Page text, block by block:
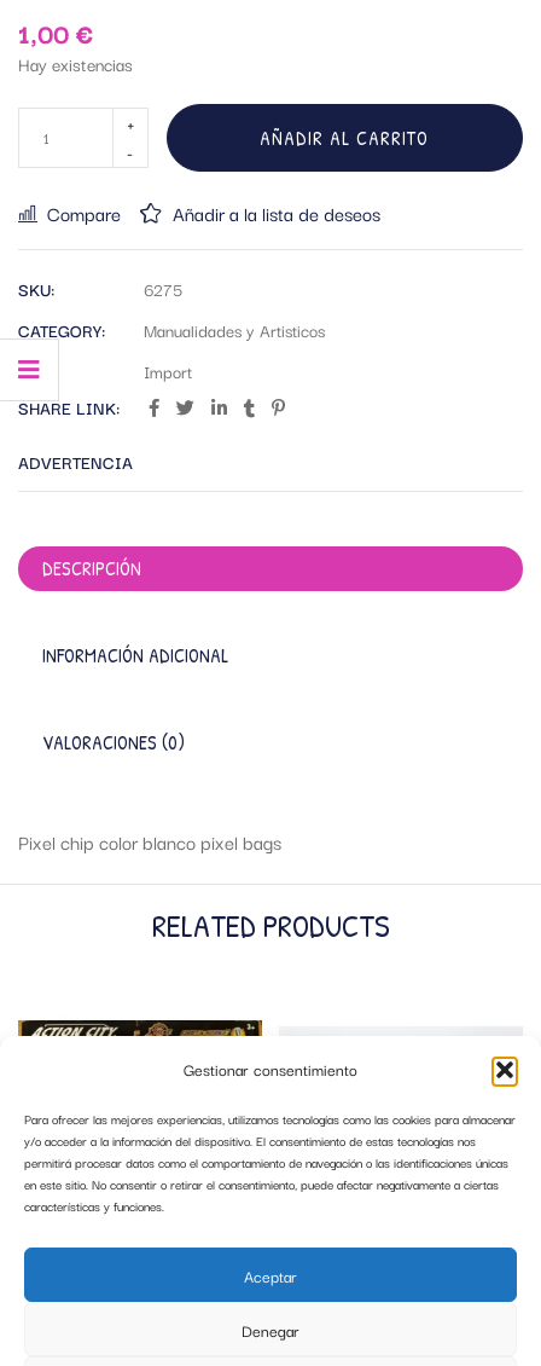
Gestionar consentimiento
Para ofrecer las mejores experiencias, utilizamos tecnologías como las cookies para almacenar
y/o acceder a la información del dispositivo. El consentimiento de estas tecnologías nos
permitirá procesar datos como el comportamiento de navegación o las identificaciones únicas
en este sitio. No consentir o retirar el consentimiento, puede afectar negativamente a ciertas
características y funciones.
Aceptar
Denegar
1,00€
Hay existencias
AÑADIR AL CARRITO
Compare Añadir a la lista de deseos
SKU:
6275
CATEGORY:
Manualidades y Artisticos
TAG:
Import
SHARE LINK:
ADVERTENCIA
DESCRIPCIÓN
INFORMACIÓN ADICIONAL
VALORACIONES (0)
Pixel chip color blanco pixel bags
RELATED PRODUCTS
VEHICULOS BOYS TOYS
MULTICOLOR ESCALA 1:43